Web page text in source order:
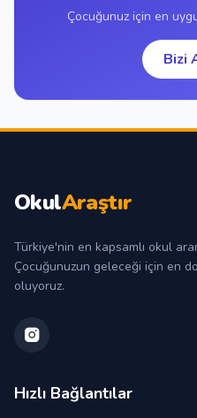
Çocuğunuz için en
Bizi
OkulAraştır
Türkiye'nin en kapsamlı okul
Çocuğunuzun geleceği için en
oluyoruz.
Hızlı Bağlantılar